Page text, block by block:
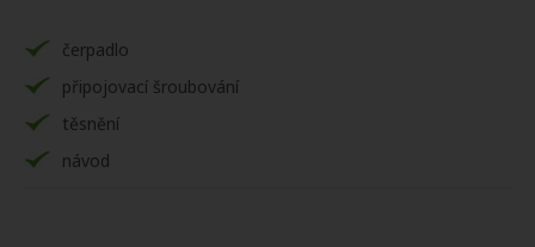
čerpadlo
připojovací šroubování
těsnění
návod